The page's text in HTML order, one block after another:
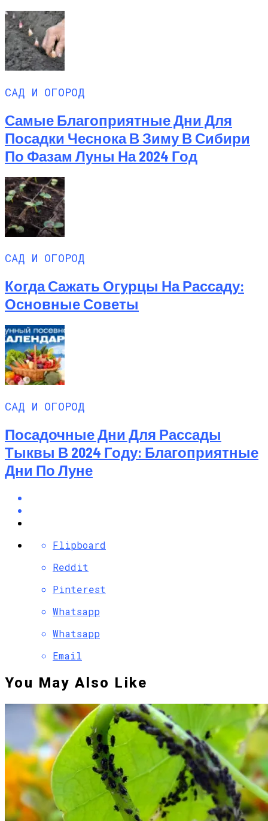
САД И ОГОРОД
Самые Благоприятные Дни Для
Посадки Чеснока В Зиму В Сибири
По Фазам Луны На 2024 Год
САД И ОГОРОД
Когда Сажать Огурцы На Рассаду:
Основные Советы
САД И ОГОРОД
Посадочные Дни Для Рассады
Тыквы В 2024 Году: Благоприятные
Дни По Луне
Flipboard
Reddit
Pinterest
Whatsapp
Whatsapp
Email
You May Also Like